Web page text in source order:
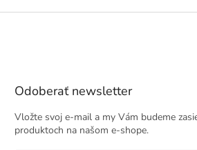
Odoberať newsletter
Vložte svoj e-mail a my Vám budeme
produktoch na našom e-shope.